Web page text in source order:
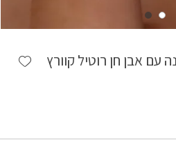
אבן חן רוטיל קוורץ